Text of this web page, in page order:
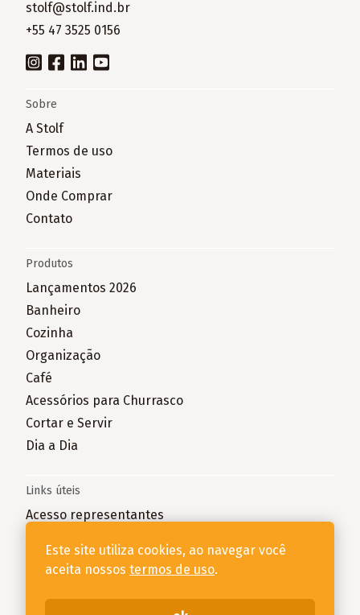
stolf@stolf.ind.br
+55 47 3525 0156
Sobre
A Stolf
Termos de uso
Materiais
Onde Comprar
Contato
Produtos
Lançamentos 2026
Banheiro
Cozinha
Organização
Café
Acessórios para Churrasco
Cortar e Servir
Dia a Dia
Links úteis
Acesso representantes
Taboão, Rio do Sul - SC, 89160-760
Este site utiliza cookies, ao navegar você
aceita nossos termos de uso.